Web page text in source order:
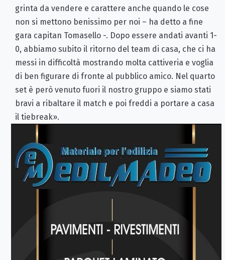
grinta da vendere e carattere anche quando le cose
non si mettono benissimo per noi – ha detto a fine
gara capitan Tomasello -. Dopo essere andati avanti 1-
0, abbiamo subito il ritorno del team di casa, che ci ha
messi in difficoltà mostrando molta cattiveria e voglia
di ben figurare di fronte al pubblico amico. Nel quarto
set è però venuto fuori il nostro gruppo e siamo stati
bravi a ribaltare il match e poi freddi a portare a casa
il tiebreak».